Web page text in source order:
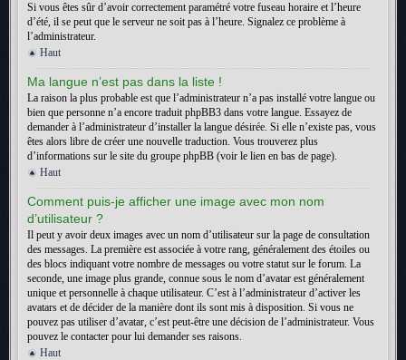
Si vous êtes sûr d’avoir correctement paramétré votre fuseau horaire et l’heure
d’été, il se peut que le serveur ne soit pas à l’heure. Signalez ce problème à
l’administrateur.
Haut
Ma langue n’est pas dans la liste !
La raison la plus probable est que l’administrateur n’a pas installé votre langue ou
bien que personne n’a encore traduit phpBB3 dans votre langue. Essayez de
demander à l’administrateur d’installer la langue désirée. Si elle n’existe pas, vous
êtes alors libre de créer une nouvelle traduction. Vous trouverez plus
d’informations sur le site du groupe phpBB (voir le lien en bas de page).
Haut
Comment puis-je afficher une image avec mon nom
d’utilisateur ?
Il peut y avoir deux images avec un nom d’utilisateur sur la page de consultation
des messages. La première est associée à votre rang, généralement des étoiles ou
des blocs indiquant votre nombre de messages ou votre statut sur le forum. La
seconde, une image plus grande, connue sous le nom d’avatar est généralement
unique et personnelle à chaque utilisateur. C’est à l’administrateur d’activer les
avatars et de décider de la manière dont ils sont mis à disposition. Si vous ne
pouvez pas utiliser d’avatar, c’est peut-être une décision de l’administrateur. Vous
pouvez le contacter pour lui demander ses raisons.
Haut